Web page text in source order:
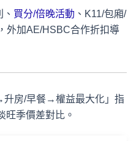
買分/倍晚活動 、K11/包廂/
外加AE/HSBC合作折扣導
房/早餐→權益最大化」指
旺季價差對比。